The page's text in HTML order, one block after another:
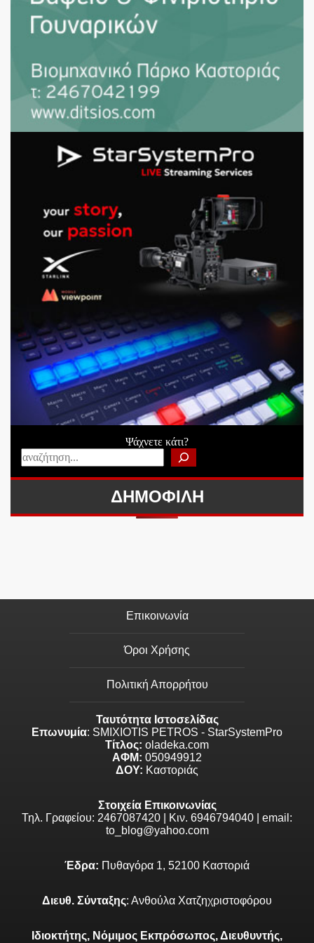
Ψάχνετε κάτι?
ΔΗΜΟΦΙΛΗ
Επικοινωνία
Όροι Χρήσης
Πολιτική Απορρήτου
Ταυτότητα Ιστοσελίδας
Επωνυμία: SMIXIOTIS PETROS - StarSystemPro
Τίτλος: oladeka.com
ΑΦΜ: 050949912
ΔΟΥ: Καστοριάς
Στοιχεία Επικοινωνίας
Τηλ. Γραφείου: 2467087420 | Κιν. 6946794040 | email:
to_blog@yahoo.com
Έδρα: Πυθαγόρα 1, 52100 Καστοριά
Διευθ. Σύνταξης: Ανθούλα Χατζηχριστοφόρου
Ιδιοκτήτης, Νόμιμος Εκπρόσωπος, Διευθυντής,